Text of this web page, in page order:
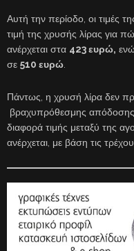
Αυτή την περίοδο, οι τιμές
τιμή της χρυσής λίρας για
ανέρχεται στα 423 ευρώ,
σε 510 ευρώ.
Πάντως, η χρυσή λίρα δεν
βραχυπρόθεσμης
διαφορά τιμής μεταξύ της
ανέρχεται, με βάση τις